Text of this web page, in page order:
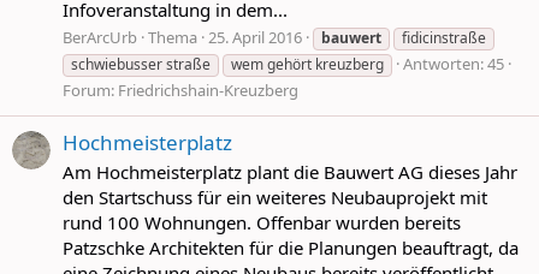
Infoveranstaltung in dem...
BerArcUrb Thema 25. April 2016 bauwert
fidicinstraße
schwiebusser straße
wem gehört kreuzberg
Antworten: 45
Forum: Friedrichshain-Kreuzberg
Hochmeisterplatz
Am Hochmeisterplatz plant die Bauwert AG dieses Jahr
den Startschuss für ein weiteres Neubauprojekt mit
rund 100 Wohnungen. Offenbar wurden bereits
Patzschke Architekten für die Planungen beauftragt, da